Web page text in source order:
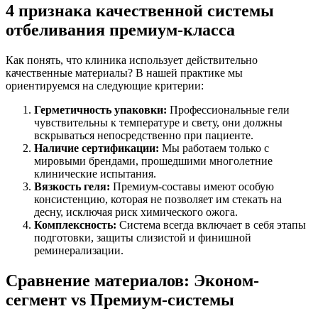
4 признака качественной системы
отбеливания премиум-класса
Как понять, что клиника использует действительно
качественные материалы? В нашей практике мы
ориентируемся на следующие критерии:
Герметичность упаковки: Профессиональные гели
чувствительны к температуре и свету, они должны
вскрываться непосредственно при пациенте.
Наличие сертификации: Мы работаем только с
мировыми брендами, прошедшими многолетние
клинические испытания.
Вязкость геля: Премиум-составы имеют особую
консистенцию, которая не позволяет им стекать на
десну, исключая риск химического ожога.
Комплексность: Система всегда включает в себя этапы
подготовки, защиты слизистой и финишной
реминерализации.
Сравнение материалов: Эконом-
сегмент vs Премиум-системы